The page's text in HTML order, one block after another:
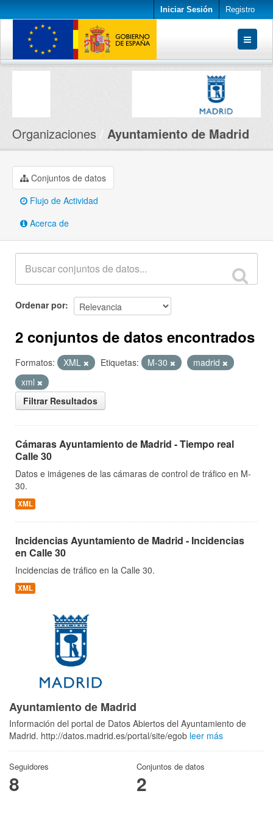
Iniciar Sesión Registro
Conjuntos de datos
Organizaciones Ayuntamiento de Madrid
Conjuntos de datos
Flujo de Actividad
Acerca de
Ordenar por
2 conjuntos de datos encontrados
Formatos: XML Etiquetas: M-30
madrid
xml
Filtrar Resultados
Cámaras Ayuntamiento de Madrid - Tiempo real
Calle 30
Datos e imágenes de las cámaras de control de tráfico en M-
30.
XML
Incidencias Ayuntamiento de Madrid - Incidencias
en Calle 30
Incidencias de tráfico en la Calle 30.
XML
Ayuntamiento de Madrid
Información del portal de Datos Abiertos del Ayuntamiento de
Madrid. http://datos.madrid.es/portal/site/egob leer más
Seguidores
8
Conjuntos de datos
2